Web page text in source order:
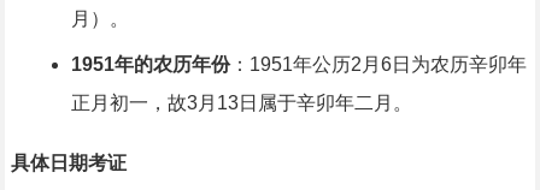
月）。
1951年的农历年份：1951年公历2月6日为农历辛卯年
正月初一，故3月13日属于辛卯年二月。
具体日期考证